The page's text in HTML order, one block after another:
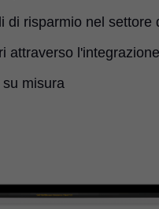
di risparmio nel settore
attraverso
misura